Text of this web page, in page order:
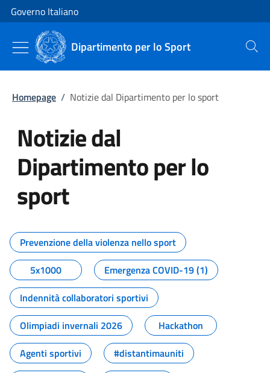
Vai al contenuto
Vai alla navigazione del sito
Governo Italiano
Dipartimento per lo Sport Cerca
Homepage / Notizie dal Dipartimento per lo sport
Notizie dal
Dipartimento per lo
sport
Tutti i contenuti della pagina
Prevenzione della violenza nello sport
5x1000
Emergenza COVID-19 (1)
Indennità collaboratori sportivi
Olimpiadi invernali 2026
Hackathon
Agenti sportivi
#distantimauniti